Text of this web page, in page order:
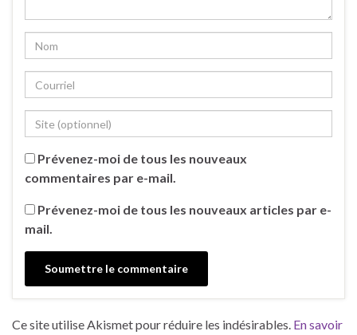
Prévenez-moi de tous les nouveaux
commentaires par e-mail.
Prévenez-moi de tous les nouveaux articles par e-
mail.
Ce site utilise Akismet pour réduire les indésirables. En savoir